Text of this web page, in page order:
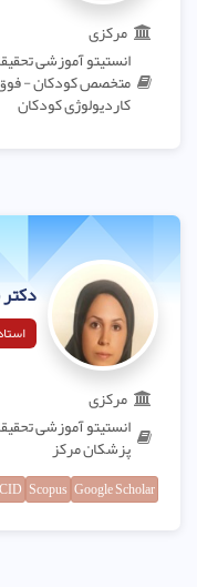
مرکزی
انستیتو آموزشی
متخصص کودکان -
کاردیولوژی کودکان
مرکزی
انستیتو آموزشی
پزشکان مرکز
Google Scholar
Scopus